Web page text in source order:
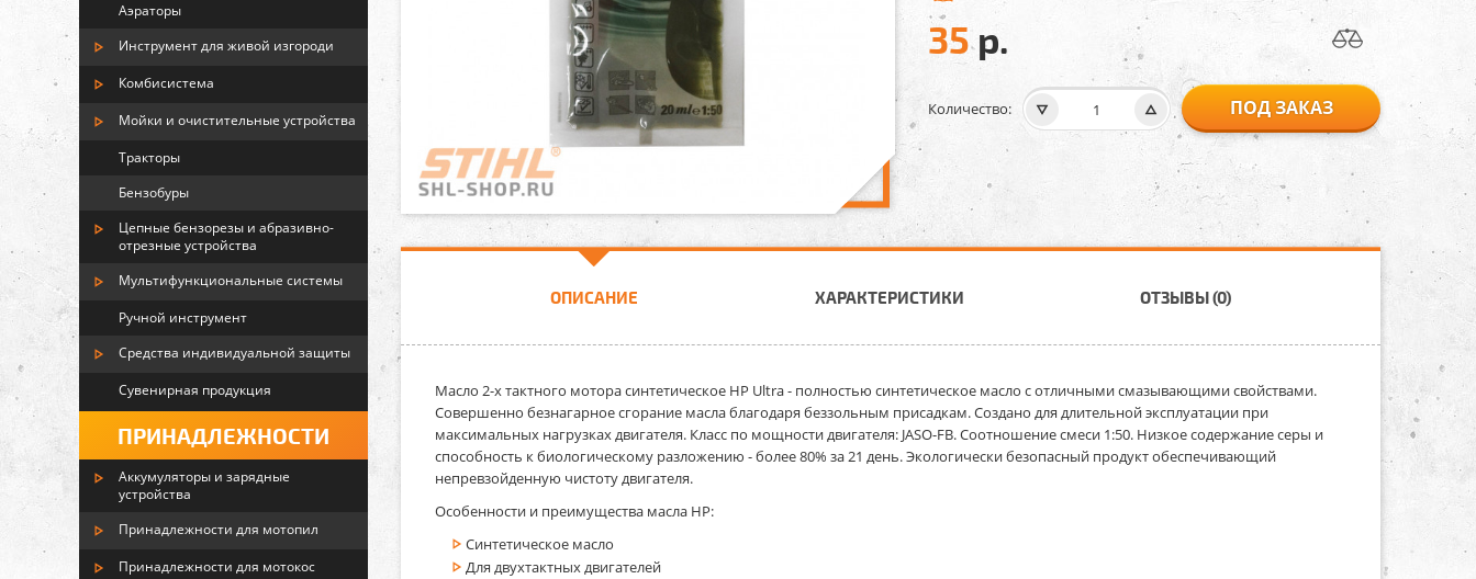
Аэраторы
Инструмент для живой изгороди
Комбисистема
Мойки и очистительные устройства
Тракторы
Бензобуры
Цепные бензорезы и абразивно-
отрезные устройства
Мультифункциональные системы
Ручной инструмент
Средства индивидуальной защиты
Сувенирная продукция
ПРИНАДЛЕЖНОСТИ
Аккумуляторы и зарядные
устройства
Принадлежности для мотопил
Принадлежности для мотокос
35р.
Количество: ПОД ЗАКАЗ
ОПИСАНИЕ ХАРАКТЕРИСТИКИ ОТЗЫВЫ (0)
Масло 2-х тактного мотора синтетическое HP Ultra - полностью синтетическое масло с отличными смазывающими свойствами.
Совершенно безнагарное сгорание масла благодаря беззольным присадкам. Создано для длительной эксплуатации при
максимальных нагрузках двигателя. Класс по мощности двигателя: JASO-FB. Соотношение смеси 1:50. Низкое содержание серы и
способность к биологическому разложению - более 80% за 21 день. Экологически безопасный продукт обеспечивающий
непревзойденную чистоту двигателя.
Особенности и преимущества масла HP:
Синтетическое масло
Для двухтактных двигателей